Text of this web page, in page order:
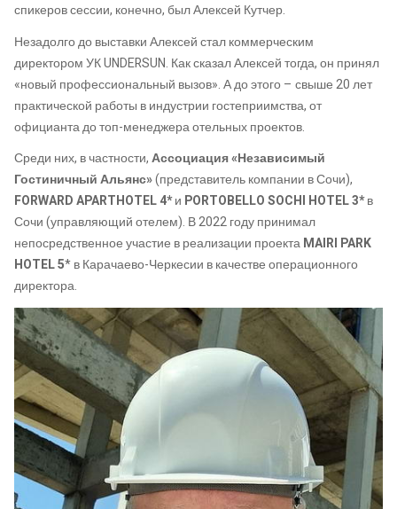
спикеров сессии, конечно, был Алексей Кутчер.
Незадолго до выставки Алексей стал коммерческим
директором УК UNDERSUN. Как сказал Алексей тогда, он принял
«новый профессиональный вызов». А до этого – свыше 20 лет
практической работы в индустрии гостеприимства, от
официанта до топ-менеджера отельных проектов.
Среди них, в частности,Ассоциация «Независимый
Гостиничный Альянс»(представитель компании в Сочи),
FORWARD APARTHOTEL 4*и PORTOBELLO SOCHI HOTEL 3*в
Сочи (управляющий отелем). В 2022 году принимал
непосредственное участие в реализации проектаMAIRI PARK
HOTEL 5* в Карачаево-Черкесии в качестве операционного
директора.